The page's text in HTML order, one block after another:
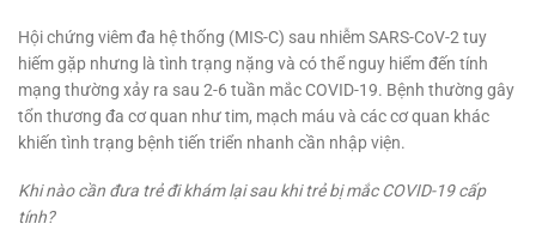
Hội chứng viêm đa hệ thống (MIS-C) sau nhiễm SARS-CoV-2 tuy
hiếm gặp nhưng là tình trạng nặng và có thể nguy hiểm đến tính
mạng thường xảy ra sau 2-6 tuần mắc COVID-19. Bệnh thường gây
tổn thương đa cơ quan như tim, mạch máu và các cơ quan khác
khiến tình trạng bệnh tiến triển nhanh cần nhập viện.
Khi nào cần đưa trẻ đi khám lại sau khi trẻ bị mắc COVID-19 cấp
tính?